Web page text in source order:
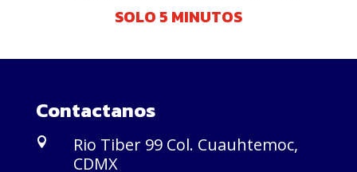
SOLO 5 MINUTOS
Contactanos

Rio Tiber 99 Col. Cuauhtemoc,
CDMX